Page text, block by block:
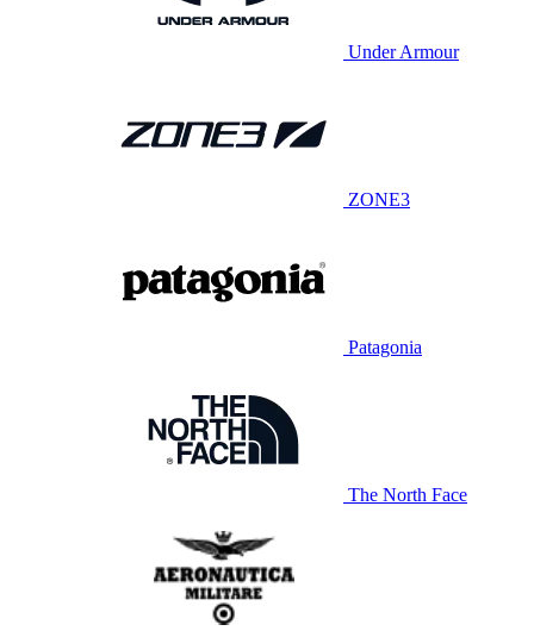
Under Armour
ZONE3
Patagonia
The North Face